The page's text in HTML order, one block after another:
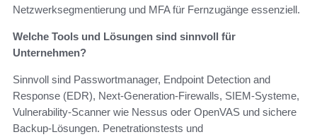
Netzwerksegmentierung und MFA für Fernzugänge essenziell.
Welche Tools und Lösungen sind sinnvoll für
Unternehmen?
Sinnvoll sind Passwortmanager, Endpoint Detection and
Response (EDR), Next‑Generation‑Firewalls, SIEM‑Systeme,
Vulnerability‑Scanner wie Nessus oder OpenVAS und sichere
Backup‑Lösungen. Penetrationstests und